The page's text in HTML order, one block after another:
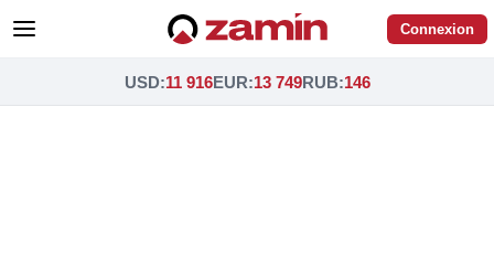
Connexion
USD:11 916EUR:13 749RUB:146